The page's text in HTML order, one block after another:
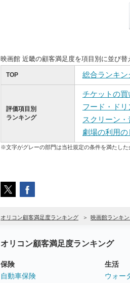
映画館 近畿の顧客満足度を項目別に並び替
TOP 総合ランキン
評価項目別
ランキング
チケットの買
フード・ドリ
スクリーン・
劇場の利用の
※文字がグレーの部門は当社規定の条件を満たした
オリコン顧客満足度ランキング 映画館ランキ
オリコン顧客満足度ランキング
保険
自動車保険
生活
ウォー